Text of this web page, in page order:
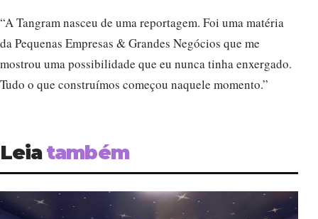
“A Tangram nasceu de uma reportagem. Foi uma matéria
da Pequenas Empresas & Grandes Negócios que me
mostrou uma possibilidade que eu nunca tinha enxergado.
Tudo o que construímos começou naquele momento.”
Leiatambém